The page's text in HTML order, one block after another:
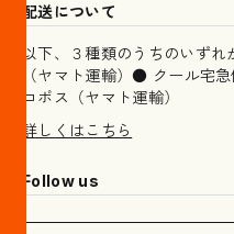
配送について
以下、３種類のうちのいず
（ヤマト運輸）● クール宅
コポス（ヤマト運輸）
詳しくはこちら
Follow us